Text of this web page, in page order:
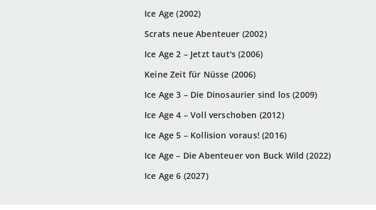
Ice Age (2002)
Scrats neue Abenteuer (2002)
Ice Age 2 – Jetzt taut's (2006)
Keine Zeit für Nüsse (2006)
Ice Age 3 – Die Dinosaurier sind los (2009)
Ice Age 4 – Voll verschoben (2012)
Ice Age 5 – Kollision voraus! (2016)
Ice Age – Die Abenteuer von Buck Wild (2022)
Ice Age 6 (2027)